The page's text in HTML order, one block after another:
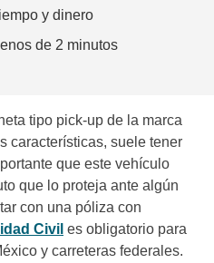
y dinero
de 2 minutos
tipo pick-up de la marca
características, suele tener
que este vehículo
que lo proteja ante algún
con una póliza con
Civil es obligatorio para
y carreteras federales.